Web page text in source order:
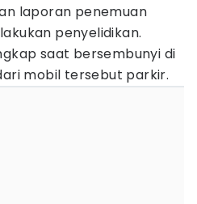
laporan penemuan
penyelidikan.
saat bersembunyi di
mobil tersebut parkir.